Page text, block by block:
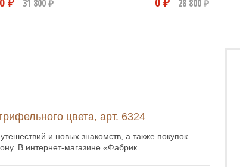
цвета, арт. 6324
и новых знакомств, а также покупок
В интернет-магазине «Фабрик...